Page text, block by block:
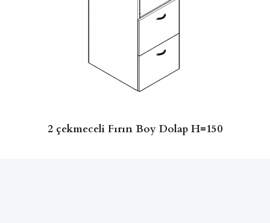
2 çekmeceli Fırın Boy Dolap H=150